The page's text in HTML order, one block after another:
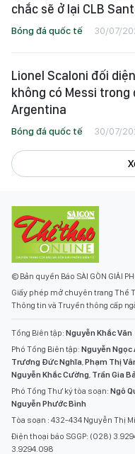
chắc sẽ ở lại CLB
Bóng đá quốc tế 30/07/
Lionel Scaloni đối
không có Messi trong
Argentina
Bóng đá quốc tế 30/07/
© Bản quyền Báo SÀI GÒN GIẢI
Giấy phép mở chuyên trang Thể
Thông tin và Truyền thông cấp
Tổng Biên tập: Nguyễn Khắc Văn
Phó Tổng Biên tập: Nguyễn Ngọc
Trương Đức Nghĩa Phạm Thị
Nguyễn Khắc Cường Trần Gia
Phó Tổng Thư ký tòa soạn: Ngô
Nguyễn Phước Bình
Tòa soạn : 432-434 Nguyễn Thị
Điện thoại báo SGGP: (028)
3.9294.098